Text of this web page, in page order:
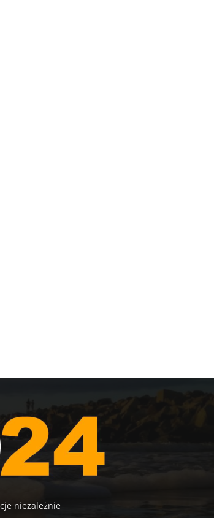
niezależnie